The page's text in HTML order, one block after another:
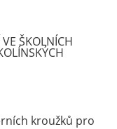
ŠKOLNÍCH
kroužků pro